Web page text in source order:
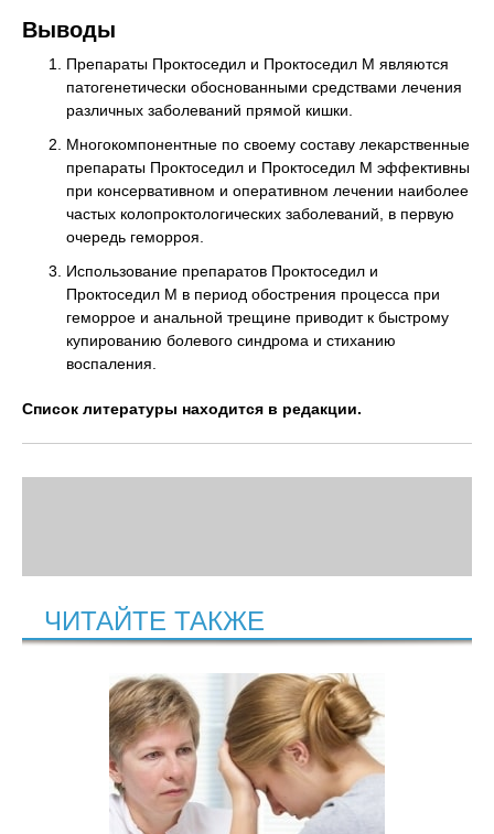
Выводы
Препараты Проктоседил и Проктоседил М являются
патогенетически обоснованными средствами лечения
различных заболеваний прямой кишки.
Многокомпонентные по своему составу лекарственные
препараты Проктоседил и Проктоседил М эффективны
при консервативном и оперативном лечении наиболее
частых колопроктологических заболеваний, в первую
очередь геморроя.
Использование препаратов Проктоседил и
Проктоседил М в период обострения процесса при
геморрое и анальной трещине приводит к быстрому
купированию болевого синдрома и стиханию
воспаления.
Список литературы находится в редакции.
ЧИТАЙТЕ ТАКЖЕ